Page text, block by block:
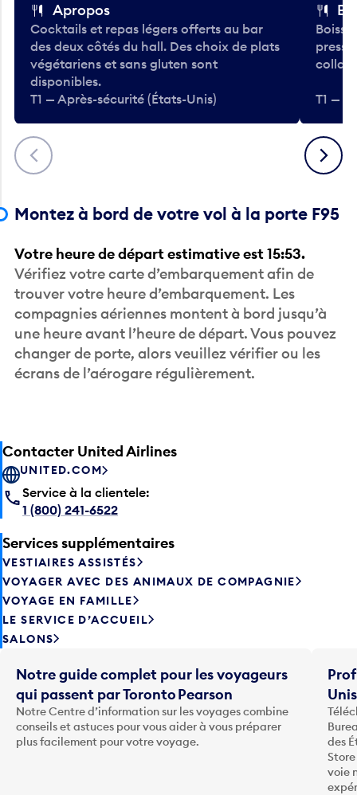
Précédent
Apropos
Cocktails et repas légers offerts au bar
des deux côtés du hall. Des choix de plats
végétariens et sans gluten sont
disponibles.
T1 — Après-sécurité (États-Unis)
T1 —
Suivant
Montez à bord de votre vol à la porte F95
Votre heure de départ estimative est 15:53.
Vérifiez votre carte d’embarquement afin de
trouver votre heure d’embarquement. Les
compagnies aériennes montent à bord jusqu’à
une heure avant l’heure de départ. Vous pouvez
changer de porte, alors veuillez vérifier ou les
écrans de l’aérogare régulièrement.
Contacter United Airlines
UNITED.COM
Service à la clientele:
1 (800) 241-6522
Services supplémentaires
VESTIAIRES ASSISTÉS
VOYAGER AVEC DES ANIMAUX DE COMPAGNIE
VOYAGE EN FAMILLE
LE SERVICE D’ACCUEIL
SALONS
Notre guide complet pour les voyageurs
qui passent par Toronto Pearson
Notre Centre d’information sur les voyages combine
conseils et astuces pour vous aider à vous préparer
plus facilement pour votre voyage.
des
voie